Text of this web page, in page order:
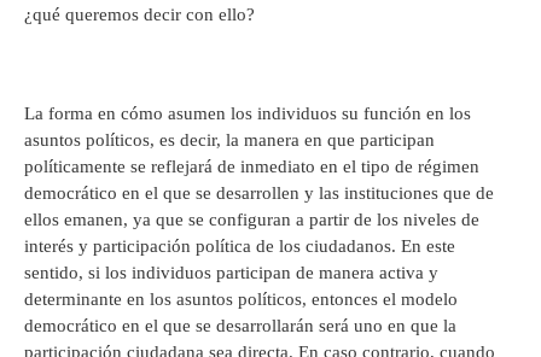
¿qué queremos decir con ello?
La forma en cómo asumen los individuos su función en los
asuntos políticos, es decir, la manera en que participan
políticamente se reflejará de inmediato en el tipo de régimen
democrático en el que se desarrollen y las instituciones que de
ellos emanen, ya que se configuran a partir de los niveles de
interés y participación política de los ciudadanos. En este
sentido, si los individuos participan de manera activa y
determinante en los asuntos políticos, entonces el modelo
democrático en el que se desarrollarán será uno en que la
participación ciudadana sea directa. En caso contrario, cuando